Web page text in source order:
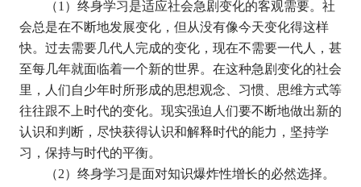
（1 ）终身学习是适应社会急剧变化的客观需要。社
会总是在不断地发展变化，但从没有像今天变化得这样
快。过去需要几代人完成的变化，现在不需要一代人，甚
至每几年就面临着一个新的世界。在这种急剧变化的社会
里，人们自少年时所形成的思想观念、习惯、思维方式等
往往跟不上时代的变化。现实强迫人们要不断地做出新的
认识和判断，尽快获得认识和解释时代的能力，坚持学
习，保持与时代的平衡。
（2）终身学习是面对知识爆炸性增长的必然选择。